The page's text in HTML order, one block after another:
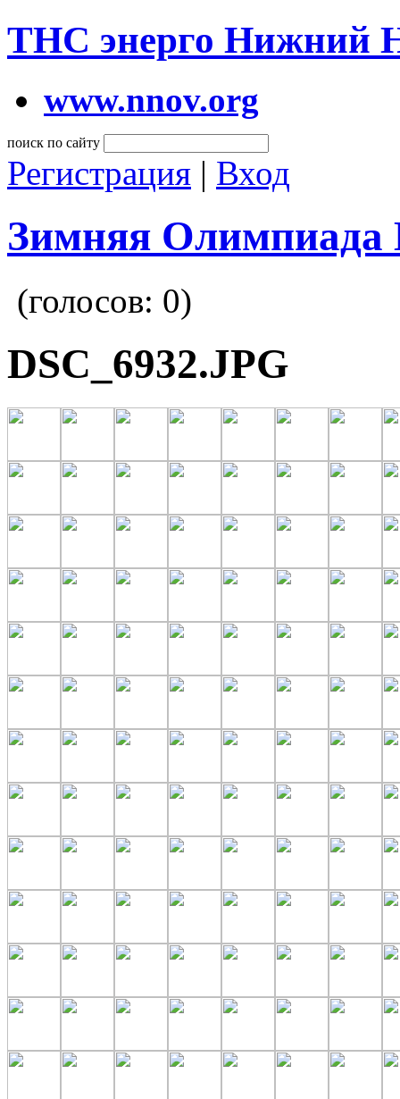
ТНС энерго Нижний
www.nnov.org
поиск по сайту
Регистрация | Вход
Зимняя Олимпиада
(голосов: 0)
DSC_6932.JPG